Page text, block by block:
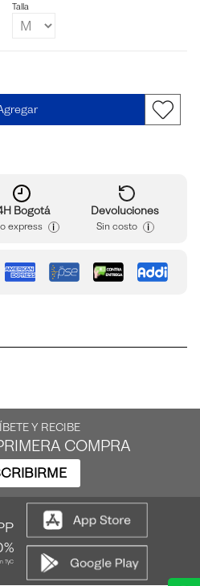
Talla
Bogotá
express i
Devoluciones
Sin costo i
Y RECIBE
COMPRA
TyC